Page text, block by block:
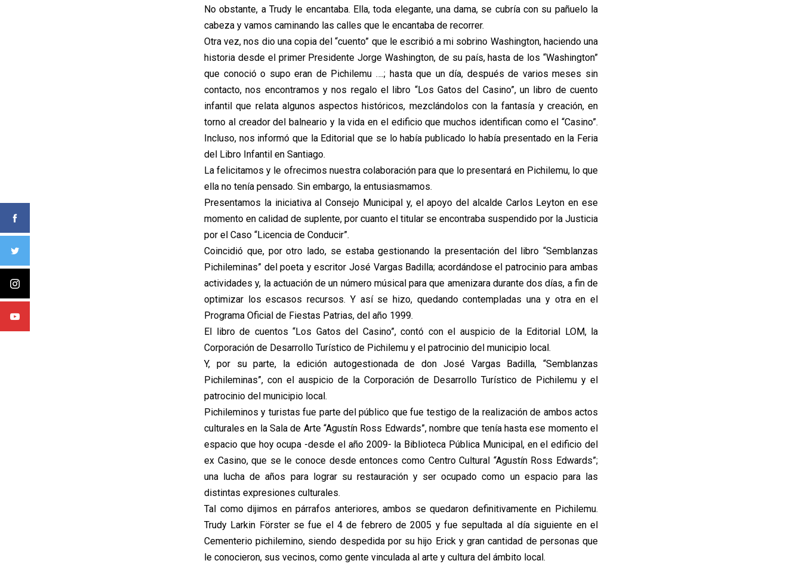
No obstante, a Trudy le encantaba. Ella, toda elegante, una dama, se cubría con su pañuelo la
cabeza y vamos caminando las calles que le encantaba de recorrer.
Otra vez, nos dio una copia del “cuento” que le escribió a mi sobrino Washington, haciendo una
historia desde el primer Presidente Jorge Washington, de su país, hasta de los “Washington”
que conoció o supo eran de Pichilemu ….; hasta que un día, después de varios meses sin
contacto, nos encontramos y nos regalo el libro “Los Gatos del Casino”, un libro de cuento
infantil que relata algunos aspectos históricos, mezclándolos con la fantasía y creación, en
torno al creador del balneario y la vida en el edificio que muchos identifican como el “Casino”.
Incluso, nos informó que la Editorial que se lo había publicado lo había presentado en la Feria
del Libro Infantil en Santiago.
La felicitamos y le ofrecimos nuestra colaboración para que lo presentará en Pichilemu, lo que
ella no tenía pensado. Sin embargo, la entusiasmamos.
Presentamos la iniciativa al Consejo Municipal y, el apoyo del alcalde Carlos Leyton en ese
momento en calidad de suplente, por cuanto el titular se encontraba suspendido por la Justicia
por el Caso “Licencia de Conducir”.
Coincidió que, por otro lado, se estaba gestionando la presentación del libro “Semblanzas
Pichileminas” del poeta y escritor José Vargas Badilla; acordándose el patrocinio para ambas
actividades y, la actuación de un número músical para que amenizara durante dos días, a fin de
optimizar los escasos recursos. Y así se hizo, quedando contempladas una y otra en el
Programa Oficial de Fiestas Patrias, del año 1999.
El libro de cuentos “Los Gatos del Casino”, contó con el auspicio de la Editorial LOM, la
Corporación de Desarrollo Turístico de Pichilemu y el patrocinio del municipio local.
Y, por su parte, la edición autogestionada de don José Vargas Badilla, “Semblanzas
Pichileminas”, con el auspicio de la Corporación de Desarrollo Turístico de Pichilemu y el
patrocinio del municipio local.
Pichileminos y turistas fue parte del público que fue testigo de la realización de ambos actos
culturales en la Sala de Arte “Agustín Ross Edwards”, nombre que tenía hasta ese momento el
espacio que hoy ocupa -desde el año 2009- la Biblioteca Pública Municipal, en el edificio del
ex Casino, que se le conoce desde entonces como Centro Cultural “Agustín Ross Edwards”;
una lucha de años para lograr su restauración y ser ocupado como un espacio para las
distintas expresiones culturales.
Tal como dijimos en párrafos anteriores, ambos se quedaron definitivamente en Pichilemu.
Trudy Larkin Förster se fue el 4 de febrero de 2005 y fue sepultada al día siguiente en el
Cementerio pichilemino, siendo despedida por su hijo Erick y gran cantidad de personas que
le conocieron, sus vecinos, como gente vinculada al arte y cultura del ámbito local.